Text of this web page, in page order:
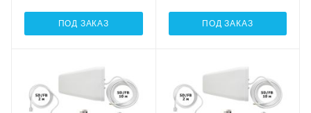
ПОД ЗАКАЗ ПОД ЗАКАЗ